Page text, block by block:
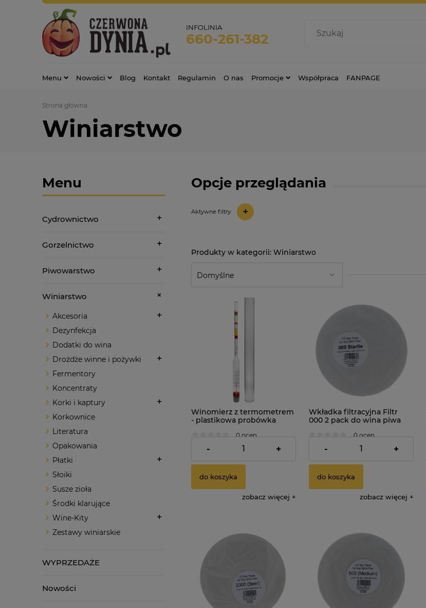
INFOLINIA
660-261-382
Menu Nowości Blog Kontakt Regulamin O nas Promocje Współpraca FANPAGE
Strona główna
Winiarstwo
Menu
Cydrownictwo
Gorzelnictwo
Piwowarstwo
Winiarstwo
Akcesoria
Dezynfekcja
Dodatki do wina
Drożdże winne i pożywki
Fermentory
Koncentraty
Korki i kaptury
Korkownice
Literatura
Opakowania
Płatki
Słoiki
Susze zioła
Środki klarujące
Wine-Kity
Zestawy winiarskie
WYPRZEDAŻE
Nowości
Opcje przeglądania
Aktywne filtry: +
Winiarstwo
Winomierz z termometrem
- plastikowa probówka
0 ocen
19,95 zł
- +
do koszyka
zobacz więcej
Wkładka filtracyjna Filtr
000 2 pack do wina piwa
0 ocen
23,89 zł
- +
do koszyka
zobacz więcej